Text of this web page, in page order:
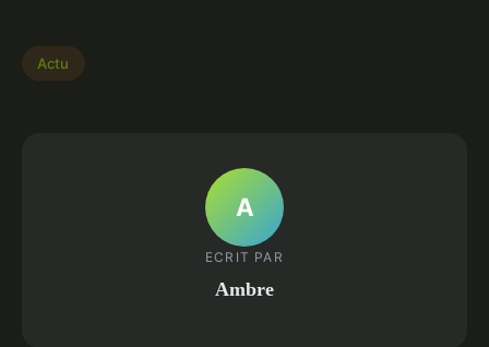
Actu
A
ECRIT PAR
Ambre